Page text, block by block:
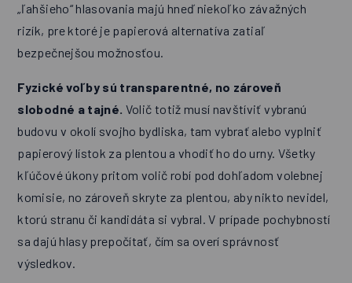
„ľahšieho“ hlasovania majú hneď niekoľko závažných
rizík, pre ktoré je papierová alternatíva zatiaľ
bezpečnejšou možnosťou.
Fyzické voľby sú transparentné, no zároveň
slobodné a tajné. Volič totiž musí navštíviť vybranú
budovu v okolí svojho bydliska, tam vybrať alebo vyplniť
papierový lístok za plentou a vhodiť ho do urny. Všetky
kľúčové úkony pritom volič robí pod dohľadom volebnej
komisie, no zároveň skryte za plentou, aby nikto nevidel,
ktorú stranu či kandidáta si vybral. V prípade pochybností
sa dajú hlasy prepočítať, čím sa overí správnosť
výsledkov.